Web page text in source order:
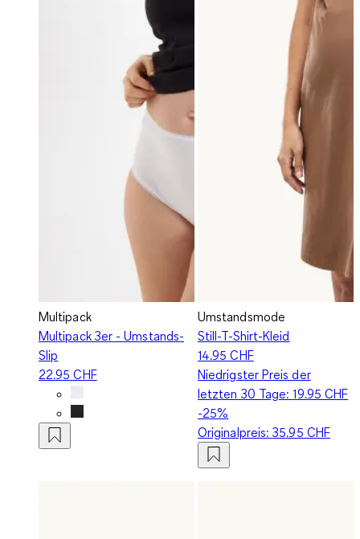
Multipack
Multipack 3er - Umstands-
Slip
22.95 CHF
Umstandsmode
Still-T-Shirt-Kleid
14.95 CHF
Niedrigster Preis der
letzten 30 Tage:19.95 CHF
-25%
Originalpreis:35.95 CHF